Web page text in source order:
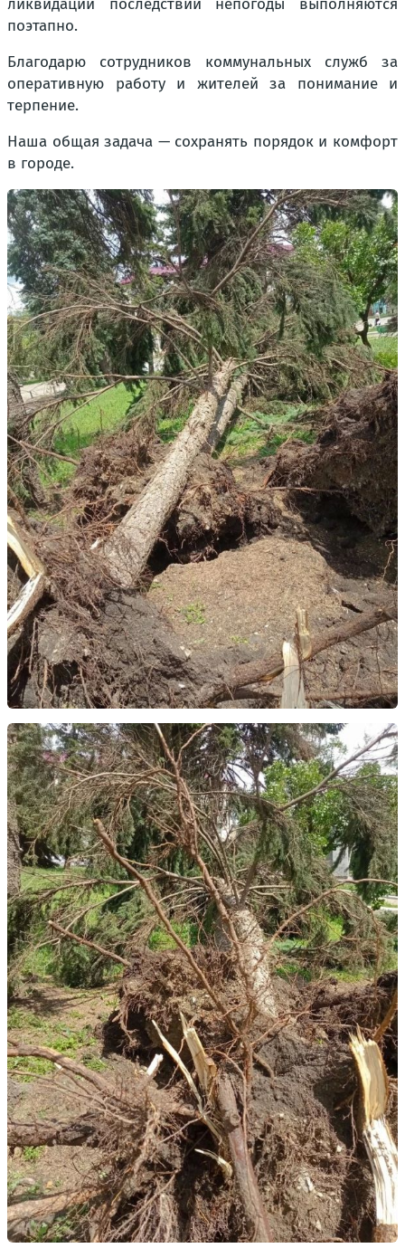
ликвидации последствий непогоды выполняются
поэтапно.
Благодарю сотрудников коммунальных служб за
оперативную работу и жителей за понимание и
терпение.
Наша общая задача — сохранять порядок и комфорт
в городе.